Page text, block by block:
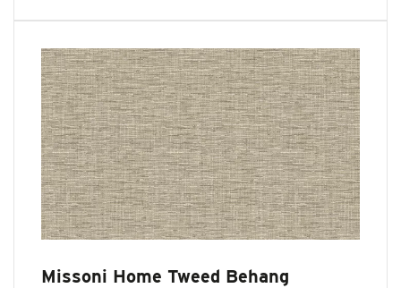
Missoni Home Tweed Behang